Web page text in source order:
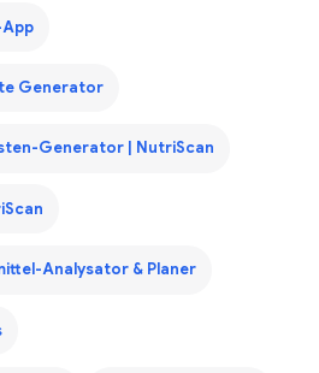
Generator
Generator | NutriScan
Analysator & Planer